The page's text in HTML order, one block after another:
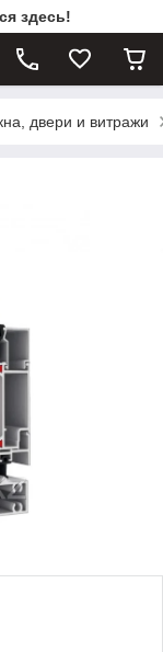
здесь!
двери и витражи